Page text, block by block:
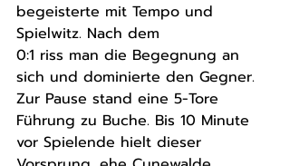
begeisterte mit Tempo und
Spielwitz. Nach dem
0:1 riss man die Begegnung an
sich und dominierte den Gegner.
Zur Pause stand eine 5-Tore
Führung zu Buche. Bis 10 Minute
vor Spielende hielt dieser